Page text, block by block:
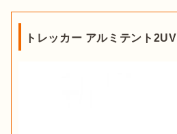
トレッカー アルミテント2UV